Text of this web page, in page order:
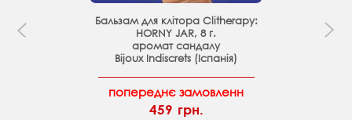
Бальзам для клітора Clitherapy:
HORNY JAR, 8 г.
аромат сандалу
Bijoux Indiscrets (Іспанія)
попереднє замовленн
459 грн.